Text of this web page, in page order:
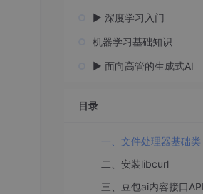
▶️ 深度学习入门
机器学习基础知识
▶️ 面向高管的生成式AI
目录
一、文件处理器基础类
二、安装libcurl